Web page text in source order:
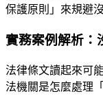
保護原則」來規避
實務案例解析：
法律條文讀起來可
法機關是怎麼處理